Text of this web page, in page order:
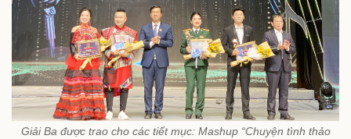
Giải Ba được trao cho các tiết mục: Mashup “Chuyện tình thảo